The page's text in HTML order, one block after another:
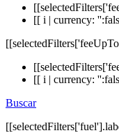
[[ i | currency:
[[ i | currency:
Buscar